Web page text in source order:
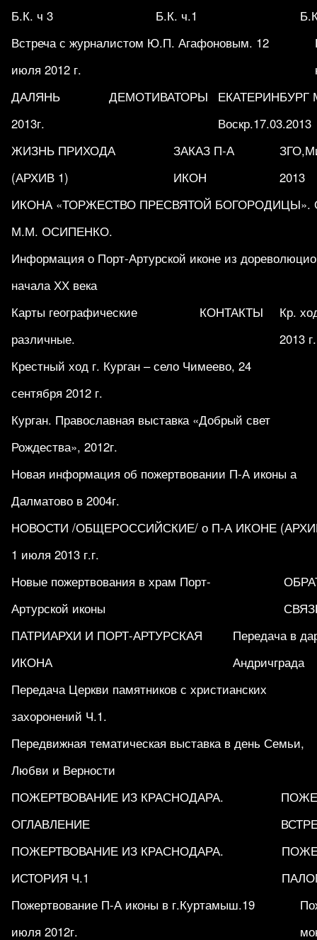
Б.К. ч 3
Б.К. ч.1
Встреча с журналистом Ю.П. Агафоновым. 12
июля 2012 г.
ДАЛЯНЬ
2013г.
ДЕМОТИВАТОРЫ
ЕКАТЕРИНБУРГ
Воскр.17.03.2013
ЖИЗНЬ ПРИХОДА
(АРХИВ 1)
ЗАКАЗ П-А
ИКОН
2013
ИКОНА «ТОРЖЕСТВО ПРЕСВЯТОЙ БОГОРОДИЦЫ».
М.М. ОСИПЕНКО.
Информация о Порт-Артурской иконе из
начала ХХ века
Карты географические
различные.
КОНТАКТЫ
Кр.
2013 г.
Крестный ход г. Курган – село Чимеево, 24
сентября 2012 г.
Курган. Православная выставка «Добрый свет
Рождества», 2012г.
Новая информация об пожертвовании П-А иконы а
Далматово в 2004г.
НОВОСТИ /ОБЩЕРОССИЙСКИЕ/ о П-А ИКОНЕ (АРХИВ
1 июля 2013 г.г.
Новые пожертвования в храм Порт-
Артурской иконы
ПАТРИАРХИ И ПОРТ-АРТУРСКАЯ
ИКОНА
Передача в
Андричграда
Передача Церкви памятников с христианских
захоронений Ч.1.
Передвижная тематическая выставка в день Семьи,
Любви и Верности
ПОЖЕРТВОВАНИЕ ИЗ КРАСНОДАРА.
ОГЛАВЛЕНИЕ
ПОЖЕРТВОВАНИЕ ИЗ КРАСНОДАРА.
ИСТОРИЯ Ч.1
Пожертвование П-А иконы в г.Куртамыш.19
июля 2012г.